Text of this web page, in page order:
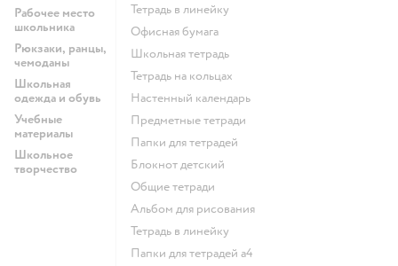
Рабочее место
школьника
Рюкзаки, ранцы,
чемоданы
Школьная
одежда и обувь
Учебные
материалы
Школьное
творчество
Тетрадь в линейку
Офисная бумага
Школьная тетрадь
Тетрадь на кольцах
Настенный календарь
Предметные тетради
Папки для тетрадей
Блокнот детский
Общие тетради
Альбом для рисования
Тетрадь в линейку
Папки для тетрадей а4